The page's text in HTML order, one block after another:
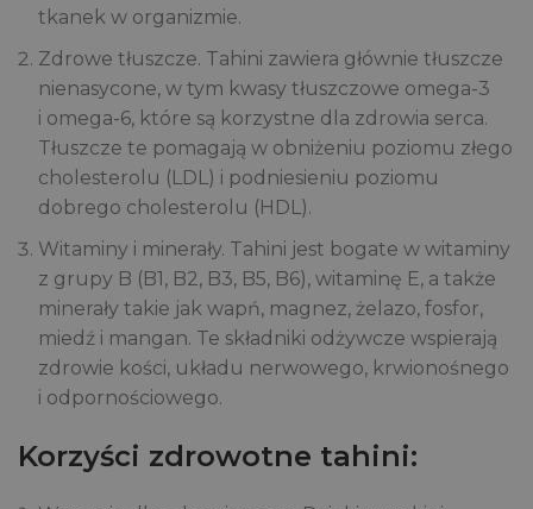
tkanek w organizmie.
Zdrowe tłuszcze. Tahini zawiera głównie tłuszcze
nienasycone, w tym kwasy tłuszczowe omega-3
i omega-6, które są korzystne dla zdrowia serca.
Tłuszcze te pomagają w obniżeniu poziomu złego
cholesterolu (LDL) i podniesieniu poziomu
dobrego cholesterolu (HDL).
Witaminy i minerały. Tahini jest bogate w witaminy
z grupy B (B1, B2, B3, B5, B6), witaminę E, a także
minerały takie jak wapń, magnez, żelazo, fosfor,
miedź i mangan. Te składniki odżywcze wspierają
zdrowie kości, układu nerwowego, krwionośnego
i odpornościowego.
Korzyści zdrowotne tahini: